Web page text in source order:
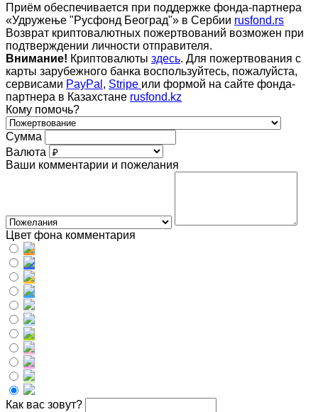
Приём обеспечивается при поддержке фонда-партнера
«Удружење "Русфонд Београд"» в Сербии rusfond.rs
Возврат криптовалютных пожертвований возможен при
подтверждении личности отправителя.
Внимание! Криптовалюты здесь. Для пожертвования с
карты зарубежного банка воспользуйтесь, пожалуйста,
сервисами PayPal , Stripe или формой на сайте фонда-
партнера в Казахстане rusfond.kz
Кому помочь?
Сумма
Валюта
Ваши комментарии и пожелания
Цвет фона комментария
Как вас зовут?